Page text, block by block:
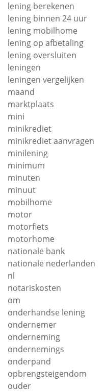
lening berekenen
lening binnen 24 uur
lening mobilhome
lening op afbetaling
lening oversluiten
leningen
leningen vergelijken
maand
marktplaats
mini
minikrediet
minikrediet aanvragen
minilening
minimum
minuten
minuut
mobilhome
motor
motorfiets
motorhome
nationale bank
nationale nederlanden
nl
notariskosten
om
onderhandse lening
ondernemer
onderneming
ondernemings
onderpand
opbrengsteigendom
ouder